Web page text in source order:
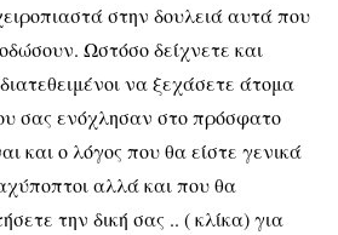
στην δουλειά αυτά που
Ωστόσο δείχνετε και
να ξεχάσετε άτομα
σας ενόχλησαν στο πρόσφατο
και ο λόγος που θα είστε γενικά
αλλά και που θα
την δική σας .. ( κλίκα) για